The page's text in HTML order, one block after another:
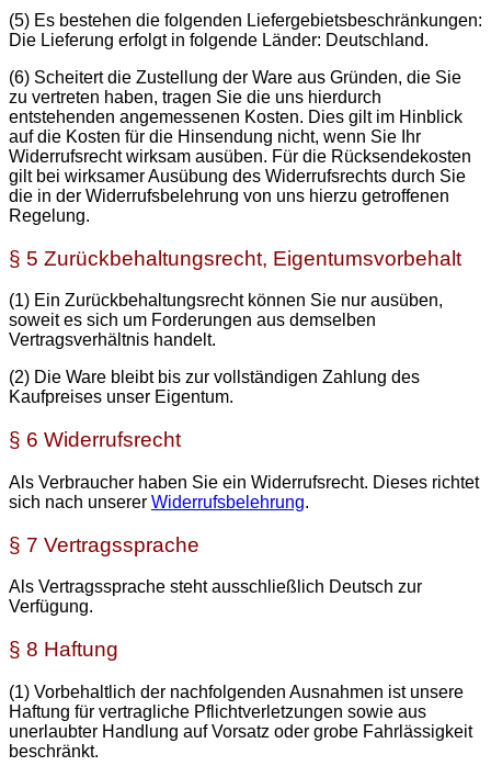
(5) Es bestehen die folgenden Liefergebietsbeschränkungen:
Die Lieferung erfolgt in folgende Länder: Deutschland.
(6) Scheitert die Zustellung der Ware aus Gründen, die Sie
zu vertreten haben, tragen Sie die uns hierdurch
entstehenden angemessenen Kosten. Dies gilt im Hinblick
auf die Kosten für die Hinsendung nicht, wenn Sie Ihr
Widerrufsrecht wirksam ausüben. Für die Rücksendekosten
gilt bei wirksamer Ausübung des Widerrufsrechts durch Sie
die in der Widerrufsbelehrung von uns hierzu getroffenen
Regelung.
§ 5 Zurückbehaltungsrecht, Eigentumsvorbehalt
(1) Ein Zurückbehaltungsrecht können Sie nur ausüben,
soweit es sich um Forderungen aus demselben
Vertragsverhältnis handelt.
(2) Die Ware bleibt bis zur vollständigen Zahlung des
Kaufpreises unser Eigentum.
§ 6 Widerrufsrecht
Als Verbraucher haben Sie ein Widerrufsrecht. Dieses richtet
sich nach unserer Widerrufsbelehrung.
§ 7 Vertragssprache
Als Vertragssprache steht ausschließlich Deutsch zur
Verfügung.
§ 8 Haftung
(1) Vorbehaltlich der nachfolgenden Ausnahmen ist unsere
Haftung für vertragliche Pflichtverletzungen sowie aus
unerlaubter Handlung auf Vorsatz oder grobe Fahrlässigkeit
beschränkt.